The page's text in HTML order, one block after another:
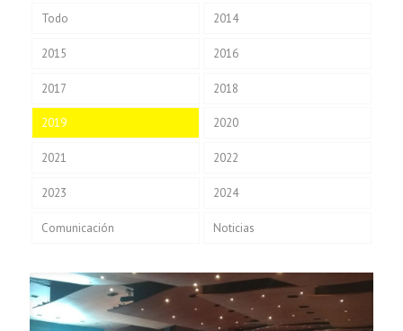
Todo 2014
2015 2016
2017 2018
2019 2020
2021 2022
2023 2024
Comunicación Noticias